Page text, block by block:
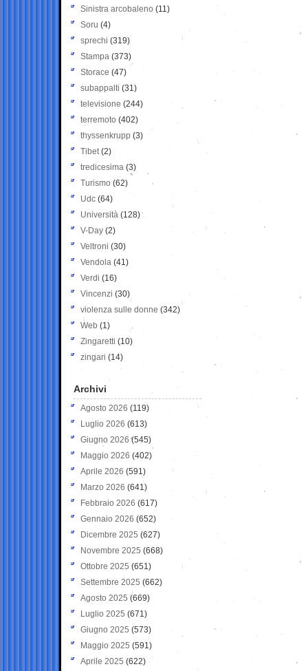
Sinistra arcobaleno (11)
Soru (4)
sprechi (319)
Stampa (373)
Storace (47)
subappalti (31)
televisione(244)
terremoto (402)
thyssenkrupp (3)
Tibet(2)
tredicesima (3)
Turismo (62)
Udc (64)
Università (128)
V-Day (2)
Veltroni (30)
Vendola (41)
Verdi (16)
Vincenzi (30)
violenza sulle donne (342)
Web (1)
Zingaretti (10)
zingari (14)
Archivi
Agosto 2026 (119)
Luglio 2026 (613)
Giugno 2026 (545)
Maggio 2026 (402)
Aprile 2026 (591)
Marzo 2026 (641)
Febbraio 2026 (617)
Gennaio 2026 (652)
Dicembre 2025 (627)
Novembre 2025 (668)
Ottobre 2025 (651)
Settembre 2025 (662)
Agosto 2025 (669)
Luglio 2025 (671)
Giugno 2025 (573)
Maggio 2025 (591)
Aprile 2025 (622)